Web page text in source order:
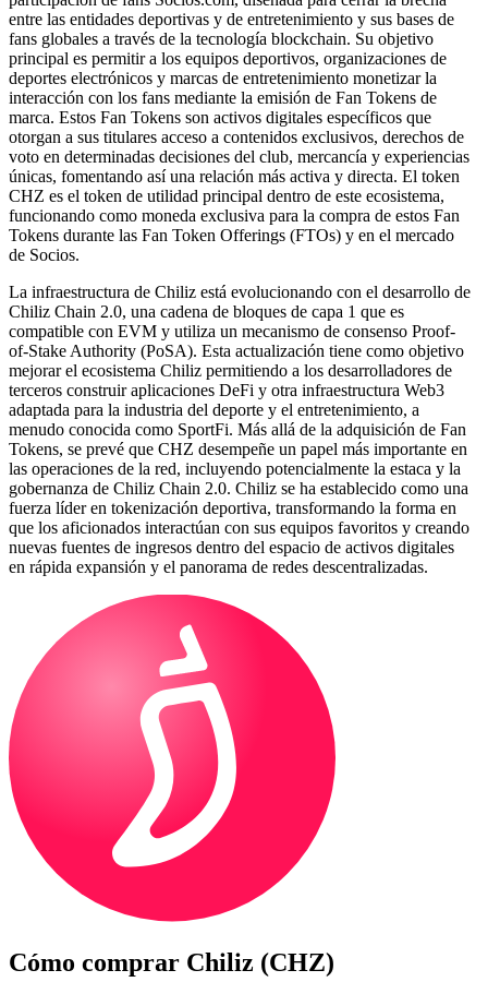
entre las entidades deportivas y de entretenimiento y sus bases de
fans globales a través de la tecnología blockchain. Su objetivo
principal es permitir a los equipos deportivos, organizaciones de
deportes electrónicos y marcas de entretenimiento monetizar la
interacción con los fans mediante la emisión de Fan Tokens de
marca. Estos Fan Tokens son activos digitales específicos que
otorgan a sus titulares acceso a contenidos exclusivos, derechos de
voto en determinadas decisiones del club, mercancía y experiencias
únicas, fomentando así una relación más activa y directa. El token
CHZ es el token de utilidad principal dentro de este ecosistema,
funcionando como moneda exclusiva para la compra de estos Fan
Tokens durante las Fan Token Offerings (FTOs) y en el mercado
de Socios.
La infraestructura de Chiliz está evolucionando con el desarrollo de
Chiliz Chain 2.0, una cadena de bloques de capa 1 que es
compatible con EVM y utiliza un mecanismo de consenso Proof-
of-Stake Authority (PoSA). Esta actualización tiene como objetivo
mejorar el ecosistema Chiliz permitiendo a los desarrolladores de
terceros construir aplicaciones DeFi y otra infraestructura Web3
adaptada para la industria del deporte y el entretenimiento, a
menudo conocida como SportFi. Más allá de la adquisición de Fan
Tokens, se prevé que CHZ desempeñe un papel más importante en
las operaciones de la red, incluyendo potencialmente la estaca y la
gobernanza de Chiliz Chain 2.0. Chiliz se ha establecido como una
fuerza líder en tokenización deportiva, transformando la forma en
que los aficionados interactúan con sus equipos favoritos y creando
nuevas fuentes de ingresos dentro del espacio de activos digitales
en rápida expansión y el panorama de redes descentralizadas.
Cómo comprar Chiliz (CHZ)